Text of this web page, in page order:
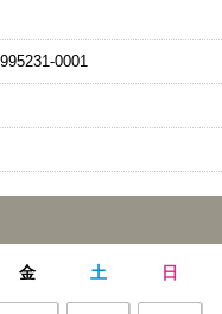
0001
金 土 日